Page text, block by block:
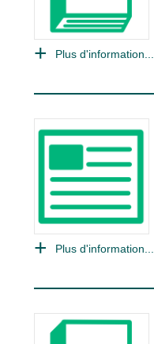
Plus d'information...
Plus d'information...